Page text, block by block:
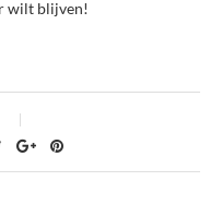
wilt blijven!